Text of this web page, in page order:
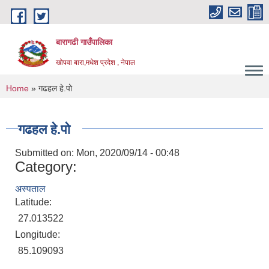
Skip to main content
बारागढी गाउँपालिका
खोपवा बारा,मधेश प्रदेश , नेपाल
You are here
Home » गढहल हे.पो
गढहल हे.पो
Submitted on: Mon, 2020/09/14 - 00:48
Category:
अस्पताल
Latitude:
27.013522
Longitude:
85.109093